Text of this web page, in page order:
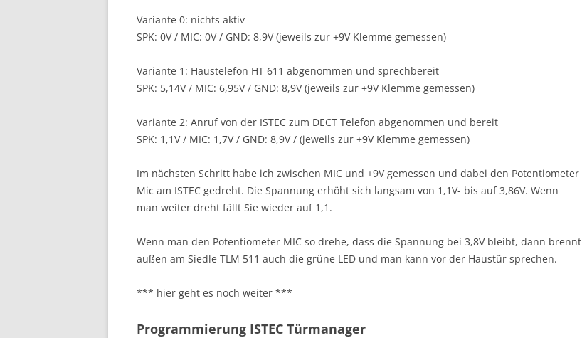
Variante 0: nichts aktiv
SPK: 0V / MIC: 0V / GND: 8,9V (jeweils zur +9V Klemme gemessen)
Variante 1: Haustelefon HT 611 abgenommen und sprechbereit
SPK: 5,14V / MIC: 6,95V / GND: 8,9V (jeweils zur +9V Klemme gemessen)
Variante 2: Anruf von der ISTEC zum DECT Telefon abgenommen und bereit
SPK: 1,1V / MIC: 1,7V / GND: 8,9V / (jeweils zur +9V Klemme gemessen)
Im nächsten Schritt habe ich zwischen MIC und +9V gemessen und dabei den Potentiometer
Mic am ISTEC gedreht. Die Spannung erhöht sich langsam von 1,1V- bis auf 3,86V. Wenn
man weiter dreht fällt Sie wieder auf 1,1.
Wenn man den Potentiometer MIC so drehe, dass die Spannung bei 3,8V bleibt, dann brennt
außen am Siedle TLM 511 auch die grüne LED und man kann vor der Haustür sprechen.
*** hier geht es noch weiter ***
Programmierung ISTEC Türmanager